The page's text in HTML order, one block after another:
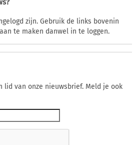
zijn. Gebruik de links bovenin
te maken danwel in te loggen.
lid van onze nieuwsbrief. Meld je ook